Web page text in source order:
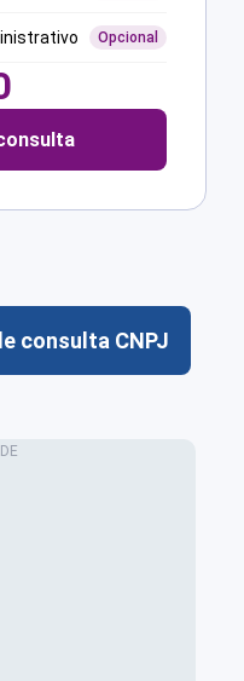
Opcional
consulta CNPJ